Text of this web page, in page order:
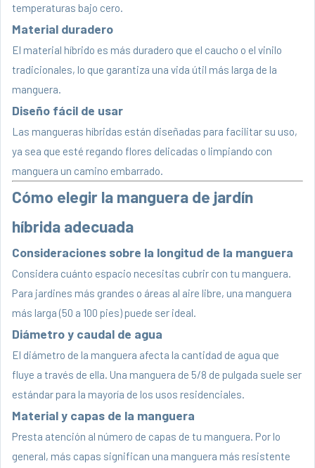
temperaturas bajo cero.
Material duradero
El material híbrido es más duradero que el caucho o el vinilo
tradicionales, lo que garantiza una vida útil más larga de la
manguera.
Diseño fácil de usar
Las mangueras híbridas están diseñadas para facilitar su uso,
ya sea que esté regando flores delicadas o limpiando con
manguera un camino embarrado.
Cómo elegir la manguera de jardín
híbrida adecuada
Consideraciones sobre la longitud de la manguera
Considera cuánto espacio necesitas cubrir con tu manguera.
Para jardines más grandes o áreas al aire libre, una manguera
más larga (50 a 100 pies) puede ser ideal.
Diámetro y caudal de agua
El diámetro de la manguera afecta la cantidad de agua que
fluye a través de ella. Una manguera de 5/8 de pulgada suele ser
estándar para la mayoría de los usos residenciales.
Material y capas de la manguera
Presta atención al número de capas de tu manguera. Por lo
general, más capas significan una manguera más resistente